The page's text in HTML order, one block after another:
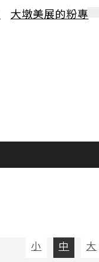
大墩美展的粉專
小
中 大